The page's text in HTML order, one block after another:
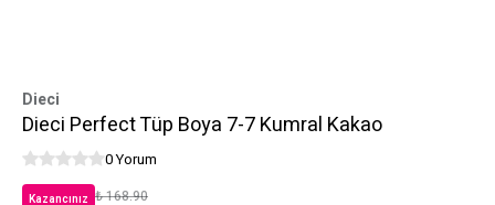
Dieci
Dieci Perfect Tüp Boya 7-7 Kumral Kakao
0 Yorum
Kazancınız ₺ 168.90